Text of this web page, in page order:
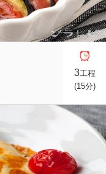
3工程
(15分)